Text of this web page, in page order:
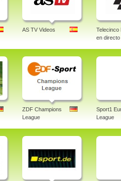
AS TV Videos
Telecinco
en directo
ZDF Champions
League
Sport1
League